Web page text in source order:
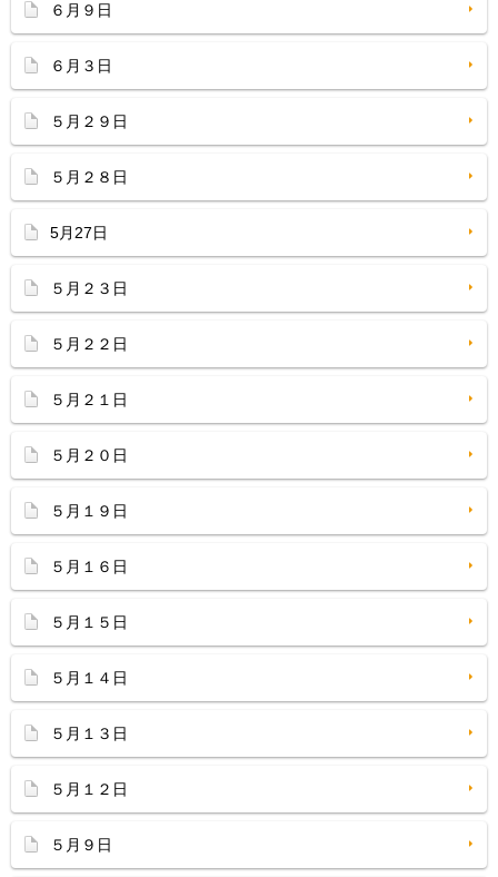
６月９日
６月３日
５月２９日
５月２８日
5月27日
５月２３日
５月２２日
５月２１日
５月２０日
５月１９日
５月１６日
５月１５日
５月１４日
５月１３日
５月１２日
５月９日